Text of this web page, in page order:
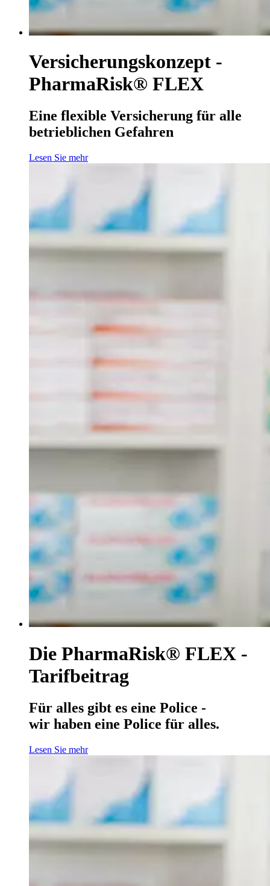
Versicherungskonzept -
PharmaRisk® FLEX
Eine flexible Versicherung für alle
betrieblichen Gefahren
Lesen Sie mehr
Die PharmaRisk® FLEX -
Tarifbeitrag
Für alles gibt es eine Police -
wir haben eine Police für alles.
Lesen Sie mehr